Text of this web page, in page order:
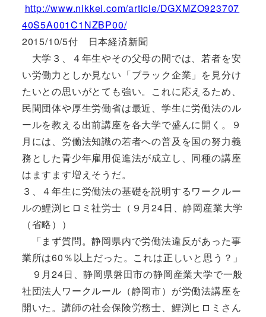
http://www.nikkei.com/article/DGXMZO923707
40S5A001C1NZBP00/
2015/10/5付 日本経済新聞
大学３、４年生やその父母の間では、若者を安
い労働力としか見ない「ブラック企業」を見分け
たいとの思いがとても強い。これに応えるため、
民間団体や厚生労働省は最近、学生に労働法のル
ールを教える出前講座を各大学で盛んに開く。９
月には、労働法知識の若者への普及を国の努力義
務とした青少年雇用促進法が成立し、同種の講座
はますます増えそうだ。
３、４年生に労働法の基礎を説明するワークルー
ルの鯉渕ヒロミ社労士（９月24日、静岡産業大学
（省略））
「まず質問。静岡県内で労働法違反があった事
業所は60％以上だった。これは正しいと思う？」
９月24日、静岡県磐田市の静岡産業大学で一般
社団法人ワークルール（静岡市）が労働法講座を
開いた。講師の社会保険労務士、鯉渕ヒロミさん